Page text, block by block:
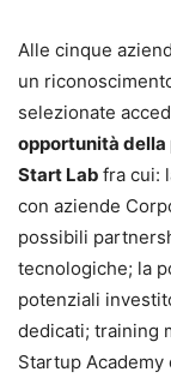
Alle cinque
un
selezionate
opportunità
Start Lab fra cui:
con aziende
possibili
tecnologiche; la
potenziali
dedicati; training
Startup